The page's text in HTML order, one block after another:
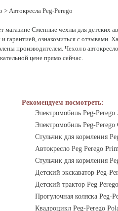
> Автокресла Peg-Perego
магазине Сменные чехлы для детских
и гарантией, ознакомиться с отзывами.
производителем. Чехол в
цене прямо сейчас.
Рекомендуем посмотреть:
Электромобиль Peg-
Электромобиль Peg-Perego
Стульчик для кормления
Автокресло Peg Perego
Стульчик для кормления
Детский экскаватор Peg-
Детский трактор Peg
Прогулочная коляска Peg-
Квадроцикл Peg-Perego